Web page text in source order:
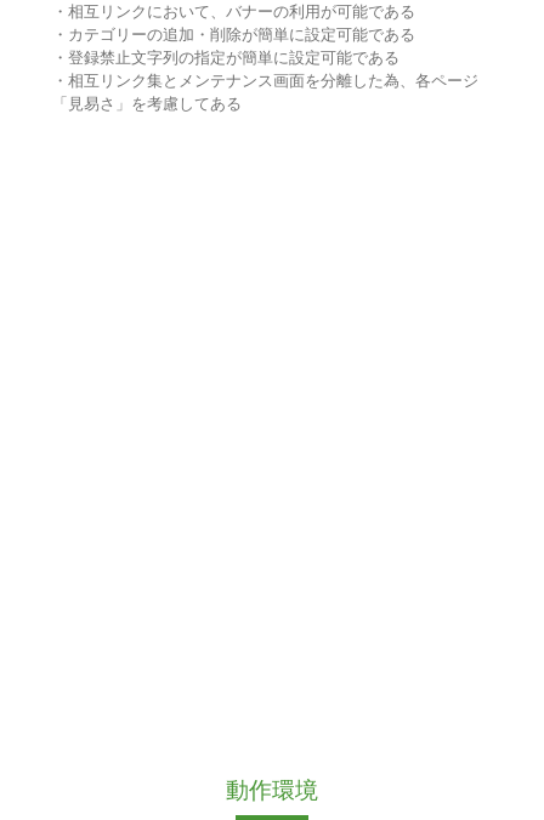
・相互リンクにおいて、バナーの利用が可能である
・カテゴリーの追加・削除が簡単に設定可能である
・登録禁止文字列の指定が簡単に設定可能である
・相互リンク集とメンテナンス画面を分離した為、各ページ
「見易さ」を考慮してある
動作環境